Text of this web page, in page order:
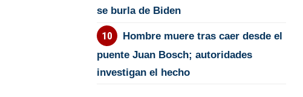
se burla de Biden
Hombre muere tras caer desde el
puente Juan Bosch; autoridades
investigan el hecho